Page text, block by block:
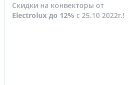
Скидки на конвекторы от
Electrolux до 12% с 25.10 2022г.!